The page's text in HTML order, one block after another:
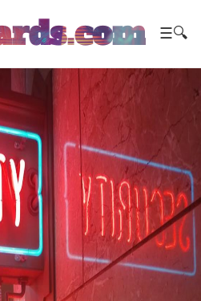
☰🔍